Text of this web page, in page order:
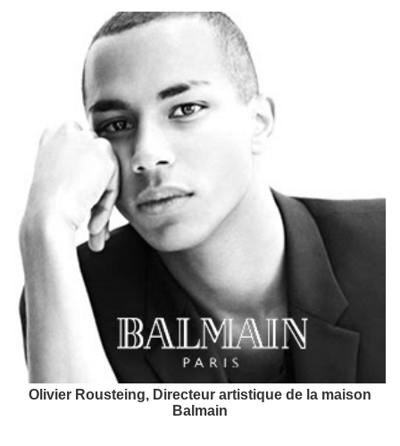
Olivier Rousteing, Directeur artistique de la maison
Balmain